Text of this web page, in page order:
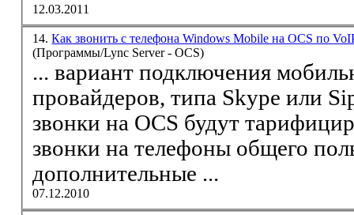
12.03.2011
14.Как звонить с телефона Windows Mobile на OCS по
(Программы/Lync Server - OCS)
... вариант подключения
провайдеров, типа Skype или
звонки на OCS будут
звонки нателефоны общего
дополнительные ...
07.12.2010